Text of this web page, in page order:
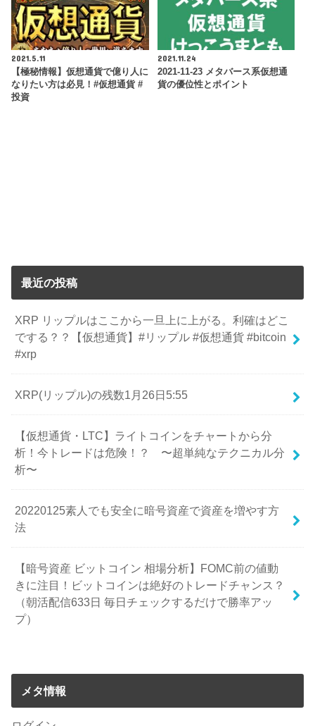
2021.5.11
【極秘情報】仮想通貨で億り人に
なりたい方は必見！#仮想通貨 #
投資
2021.11.24
2021-11-23 メタバース系仮想通
貨の優位性とポイント
最近の投稿
XRP リップルはここから一旦上に上がる。利確はどこ
でする？？【仮想通貨】#リップル #仮想通貨 #bitcoin
#xrp
XRP(リップル)の残数1月26日5:55
【仮想通貨・LTC】ライトコインをチャートから分
析！今トレードは危険！？ 〜超単純なテクニカル分
析〜
20220125素人でも安全に暗号資産で資産を増やす方
法
【暗号資産 ビットコイン 相場分析】FOMC前の値動
きに注目！ビットコインは絶好のトレードチャンス？
（朝活配信633日 毎日チェックするだけで勝率アッ
プ）
メタ情報